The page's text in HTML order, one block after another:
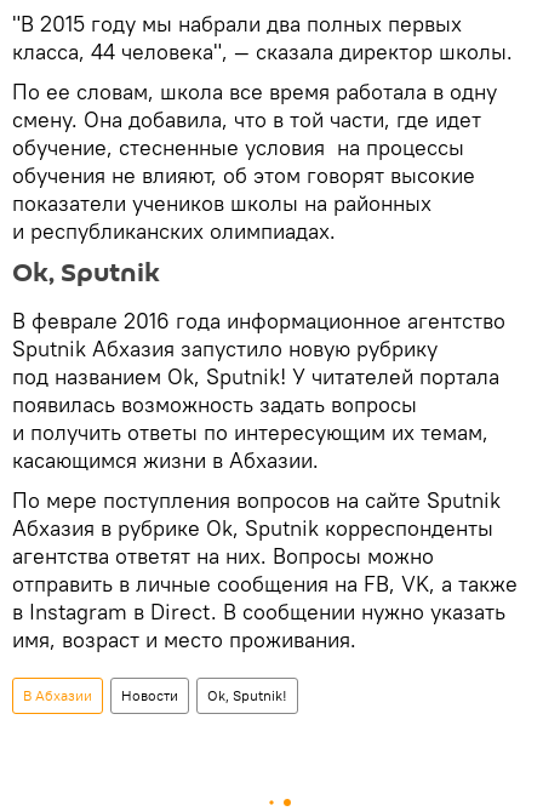
"В 2015 году мы набрали два полных первых
класса, 44 человека", — сказала директор школы.
По ее словам, школа все время работала в одну
смену. Она добавила, что в той части, где идет
обучение, стесненные условия на процессы
обучения не влияют, об этом говорят высокие
показатели учеников школы на районных
и республиканских олимпиадах.
Оk, Sputnik
В феврале 2016 года информационное агентство
Sputnik Абхазия запустило новую рубрику
под названием Оk, Sputnik! У читателей портала
появилась возможность задать вопросы
и получить ответы по интересующим их темам,
касающимся жизни в Абхазии.
По мере поступления вопросов на сайте Sputnik
Абхазия в рубрике Оk, Sputnik корреспонденты
агентства ответят на них. Вопросы можно
отправить в личные сообщения на FB, VK, а также
в Instagram в Direct. В сообщении нужно указать
имя, возраст и место проживания.
В Абхазии Новости Ok, Sputnik!